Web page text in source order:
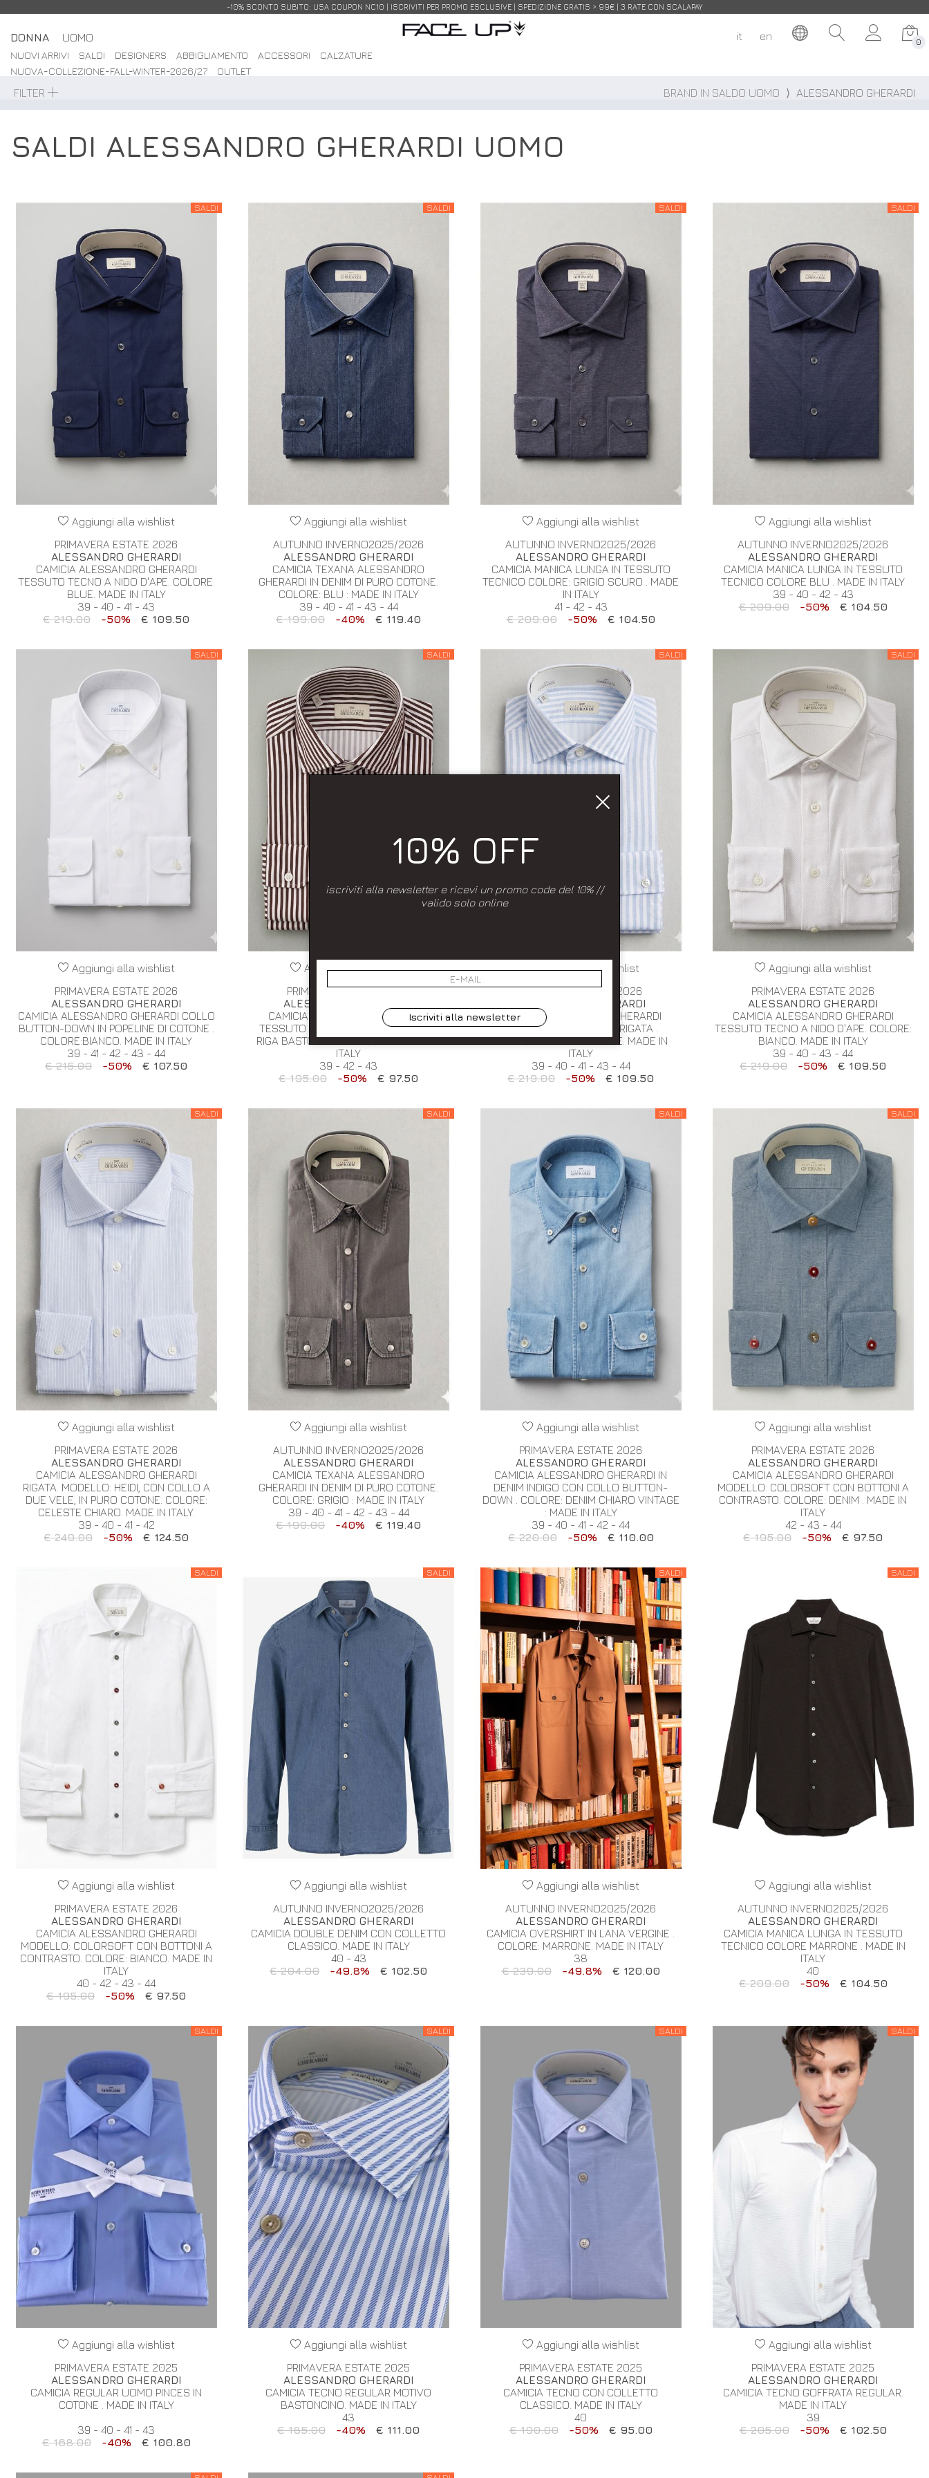
DONNA UOMO
NUOVI ARRIVI SALDI DESIGNERS ABBIGLIAMENTO ACCESSORI
CALZATURE
NUOVA-COLLEZIONE-FALL-WINTER-2026/27
OUTLET
it en 0
-10% SCONTO SUBITO: USA COUPON NC10 | ISCRIVITI PER PROMO ESCLUSIVE | SPEDIZIONE GRATIS > 99€ | 3 RATE CON SCALAPAY
FILTER BRAND IN SALDO UOMO ⟩ ALESSANDRO GHERARDI
SALDI ALESSANDRO GHERARDI UOMO
SALDI
Aggiungi alla wishlist
PRIMAVERA ESTATE 2026
ALESSANDRO GHERARDI
CAMICIA ALESSANDRO GHERARDI
TESSUTO TECNO A NIDO D'APE. COLORE:
BLUE. MADE IN ITALY
39 - 40 - 41 - 43
€ 219.00
-50% € 109.50
SALDI
Aggiungi alla wishlist
AUTUNNO INVERNO2025/2026
ALESSANDRO GHERARDI
CAMICIA TEXANA ALESSANDRO
GHERARDI IN DENIM DI PURO COTONE.
COLORE: BLU : MADE IN ITALY
39 - 40 - 41 - 43 - 44
€ 199.00
-40% € 119.40
SALDI
Aggiungi alla wishlist
AUTUNNO INVERNO2025/2026
ALESSANDRO GHERARDI
CAMICIA MANICA LUNGA IN TESSUTO
TECNICO COLORE: GRIGIO SCURO . MADE
IN ITALY
41 - 42 - 43
€ 209.00
-50% € 104.50
SALDI
Aggiungi alla wishlist
AUTUNNO INVERNO2025/2026
ALESSANDRO GHERARDI
CAMICIA MANICA LUNGA IN TESSUTO
TECNICO COLORE BLU . MADE IN ITALY
39 - 40 - 42 - 43
€ 209.00
-50% € 104.50
SALDI
Aggiungi alla wishlist
PRIMAVERA ESTATE 2026
ALESSANDRO GHERARDI
CAMICIA ALESSANDRO GHERARDI COLLO
BUTTON-DOWN IN POPELINE DI COTONE .
COLORE:BIANCO. MADE IN ITALY
39 - 41 - 42 - 43 - 44
€ 215.00
-50% € 107.50
SALDI
Aggiungi alla wishlist
PRIMAVERA ESTATE 2026
ALESSANDRO GHERARDI
CAMICIA ALESSANDRO GHERARDI
TESSUTO SENSITIVEECOSYTEM CON
RIGA BASTONCINO MARRONE. MADE IN
ITALY
39 - 42 - 43
€ 195.00
-50% € 97.50
SALDI
Aggiungi alla wishlist
PRIMAVERA ESTATE 2026
ALESSANDRO GHERARDI
CAMICIA ALESSANDRO GHERARDI
SENSITIVEECOSYSTEM. RIGATA .
COLORE: BIANCO CELESTE. MADE IN
ITALY
39 - 40 - 41 - 43 - 44
€ 219.00
-50% € 109.50
SALDI
Aggiungi alla wishlist
PRIMAVERA ESTATE 2026
ALESSANDRO GHERARDI
CAMICIA ALESSANDRO GHERARDI
TESSUTO TECNO A NIDO D'APE. COLORE:
BIANCO. MADE IN ITALY
39 - 40 - 43 - 44
€ 219.00
-50% € 109.50
SALDI
Aggiungi alla wishlist
PRIMAVERA ESTATE 2026
ALESSANDRO GHERARDI
CAMICIA ALESSANDRO GHERARDI
RIGATA. MODELLO: HEIDI, CON COLLO A
DUE VELE, IN PURO COTONE. COLORE:
CELESTE CHIARO. MADE IN ITALY.
39 - 40 - 41 - 42
€ 249.00
-50% € 124.50
SALDI
Aggiungi alla wishlist
AUTUNNO INVERNO2025/2026
ALESSANDRO GHERARDI
CAMICIA TEXANA ALESSANDRO
GHERARDI IN DENIM DI PURO COTONE.
COLORE: GRIGIO : MADE IN ITALY
39 - 40 - 41 - 42 - 43 - 44
€ 199.00
-40% € 119.40
SALDI
Aggiungi alla wishlist
PRIMAVERA ESTATE 2026
ALESSANDRO GHERARDI
CAMICIA ALESSANDRO GHERARDI IN
DENIM INDIGO CON COLLO BUTTON-
DOWN . COLORE: DENIM CHIARO VINTAGE
: MADE IN ITALY
39 - 40 - 41 - 42 - 44
€ 220.00
-50% € 110.00
SALDI
Aggiungi alla wishlist
PRIMAVERA ESTATE 2026
ALESSANDRO GHERARDI
CAMICIA ALESSANDRO GHERARDI
MODELLO: COLORSOFT CON BOTTONI A
CONTRASTO. COLORE: DENIM . MADE IN
ITALY
42 - 43 - 44
€ 195.00
-50% € 97.50
SALDI
Aggiungi alla wishlist
PRIMAVERA ESTATE 2026
ALESSANDRO GHERARDI
CAMICIA ALESSANDRO GHERARDI
MODELLO: COLORSOFT CON BOTTONI A
CONTRASTO. COLORE: BIANCO. MADE IN
ITALY
40 - 42 - 43 - 44
€ 195.00
-50% € 97.50
SALDI
Aggiungi alla wishlist
AUTUNNO INVERNO2025/2026
ALESSANDRO GHERARDI
CAMICIA DOUBLE DENIM CON COLLETTO
CLASSICO. MADE IN ITALY
40 - 43
€ 204.00
-49.8% € 102.50
SALDI
Aggiungi alla wishlist
AUTUNNO INVERNO2025/2026
ALESSANDRO GHERARDI
CAMICIA OVERSHIRT IN LANA VERGINE .
COLORE: MARRONE. MADE IN ITALY
38
€ 239.00
-49.8% € 120.00
SALDI
Aggiungi alla wishlist
AUTUNNO INVERNO2025/2026
ALESSANDRO GHERARDI
CAMICIA MANICA LUNGA IN TESSUTO
TECNICO COLORE MARRONE . MADE IN
ITALY
40
€ 209.00
-50% € 104.50
SALDI
Aggiungi alla wishlist
PRIMAVERA ESTATE 2025
ALESSANDRO GHERARDI
CAMICIA REGULAR UOMO PINCES IN
COTONE . MADE IN ITALY
39 - 40 - 41 - 43
€ 168.00
-40% € 100.80
SALDI
Aggiungi alla wishlist
PRIMAVERA ESTATE 2025
ALESSANDRO GHERARDI
CAMICIA TECNO REGULAR MOTIVO
BASTONCINO. MADE IN ITALY
43
€ 185.00
-40% € 111.00
SALDI
Aggiungi alla wishlist
PRIMAVERA ESTATE 2025
ALESSANDRO GHERARDI
CAMICIA TECNO CON COLLETTO
CLASSICO. MADE IN ITALY
40
€ 190.00
-50% € 95.00
SALDI
Aggiungi alla wishlist
PRIMAVERA ESTATE 2025
ALESSANDRO GHERARDI
CAMICIA TECNO GOFFRATA REGULAR.
MADE IN ITALY
39
€ 205.00
-50% € 102.50
10% OFF
iscriviti alla newsletter e ricevi un promo code del 10% //
valido solo online
Iscriviti alla newsletter